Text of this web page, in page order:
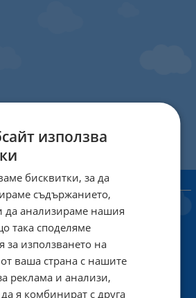
и плащане
за ползване
за поверителност
използване на бисквитки
използва
бисквитки, за да
съдържанието,
да анализираме нашия
така споделяме
използването на
ваша страна с нашите
реклама и анализи,
я комбинират с друга